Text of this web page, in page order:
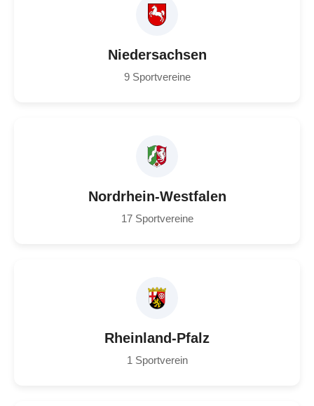
Niedersachsen
9 Sportvereine
Nordrhein-Westfalen
17 Sportvereine
Rheinland-Pfalz
1 Sportverein